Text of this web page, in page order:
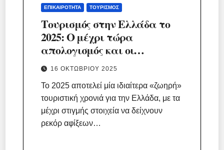
ΕΠΙΚΑΙΡΌΤΗΤΑ ΤΟΥΡΙΣΜΌΣ
Τουρισμός στην Ελλάδα το
2025: Ο μέχρι τώρα
απολογισμός και οι
προκλήσεις.
16 ΟΚΤΩΒΡΊΟΥ 2025
Το 2025 αποτελεί μία ιδιαίτερα «ζωηρή»
τουριστική χρονιά για την Ελλάδα, με τα
μέχρι στιγμής στοιχεία να δείχνουν
ρεκόρ αφίξεων…